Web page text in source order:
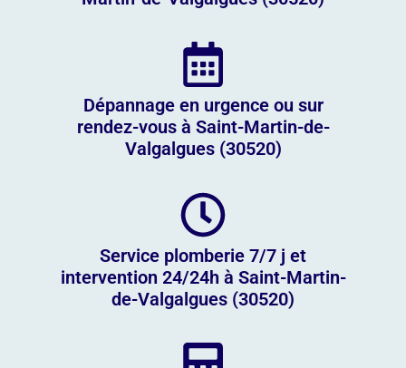
Dépannage en urgence ou sur
rendez-vous à Saint-Martin-de-
Valgalgues (30520)
Service plomberie 7/7 j et
intervention 24/24h à Saint-Martin-
de-Valgalgues (30520)